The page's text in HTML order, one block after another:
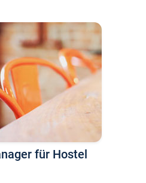
für Hostel